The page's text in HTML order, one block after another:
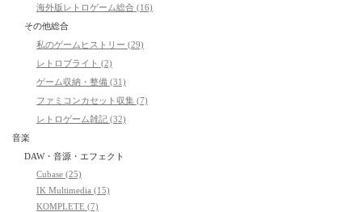
海外版レトロゲーム総合 (16)
その他総合
私のゲームヒストリー (29)
レトロブライト (2)
ゲーム収納・整備 (31)
ファミコンカセット収集 (7)
レトロゲーム雑記 (32)
音楽
DAW・音源・エフェクト
Cubase (25)
IK Multimedia (15)
KOMPLETE (7)